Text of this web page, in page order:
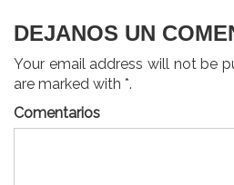
DEJANOS UN
Your email address will not be
are marked with *.
Comentarios